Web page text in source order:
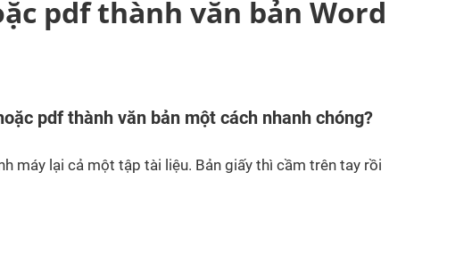
pdf thành văn bản Word
pdf thành văn bản một cách nhanh chóng?
máy lại cả một tập tài liệu. Bản giấy thì cầm trên tay rồi